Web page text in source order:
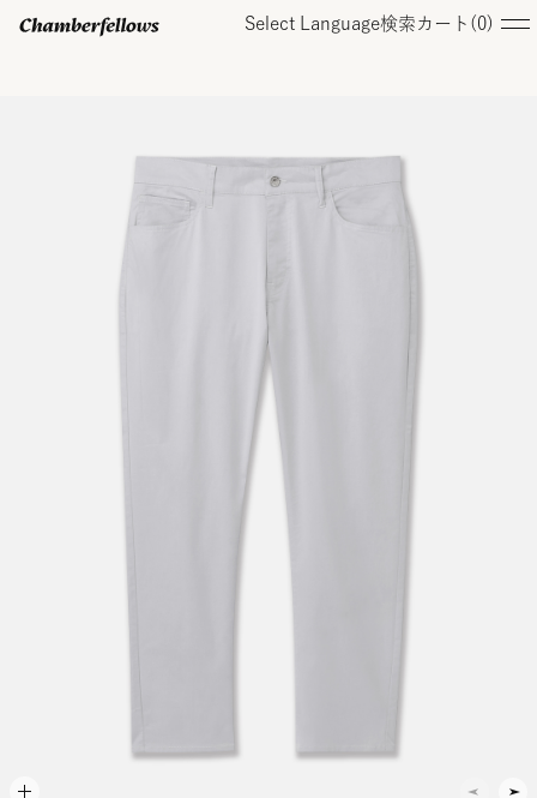
Select Language検索 カート( 0)